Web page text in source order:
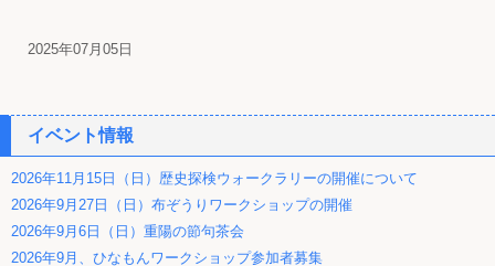
2025年07月05日
イベント情報
2026年11月15日（日）歴史探検ウォークラリーの開催について
2026年9月27日（日）布ぞうりワークショップの開催
2026年9月6日（日）重陽の節句茶会
2026年9月、ひなもんワークショップ参加者募集